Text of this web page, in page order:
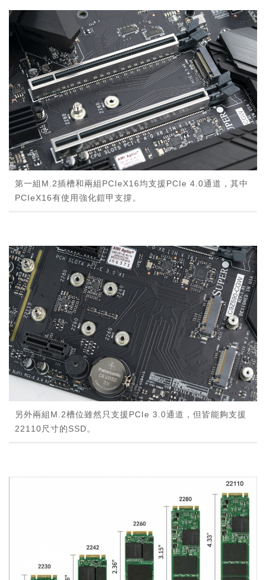
第一組M.2插槽和兩組PCIeX16均支援PCIe 4.0通道，其中
PCIeX16有使用強化鎧甲支撐。
另外兩組M.2槽位雖然只支援PCIe 3.0通道，但皆能夠支援
22110尺寸的SSD。